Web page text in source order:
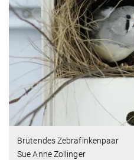
Brütendes Zebrafinkenpaar
Sue Anne Zollinger